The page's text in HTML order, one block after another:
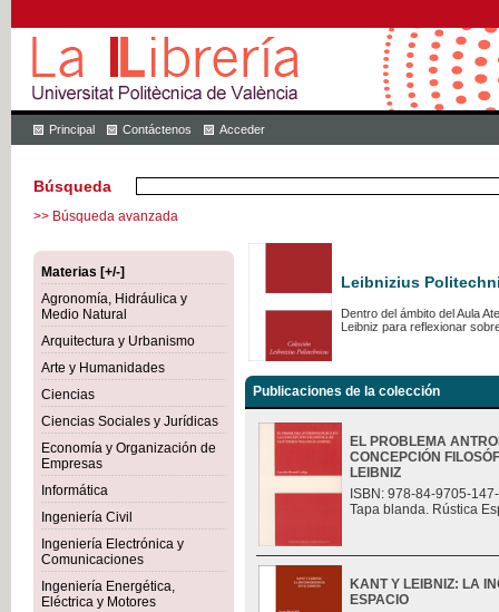
Principal Contáctenos Acceder
Búsqueda
>> Búsqueda avanzada
Materias [+/-]
Agronomía, Hidráulica y
Medio Natural
Arquitectura y Urbanismo
Arte y Humanidades
Ciencias
Ciencias Sociales y Jurídicas
Economía y Organización de
Empresas
Informática
Ingeniería Civil
Ingeniería Electrónica y
Comunicaciones
Ingeniería Energética,
Eléctrica y Motores
Leibnizius
Dentro del ámbito del Aula
Leibniz para reflexionar
Publicaciones de la colección
EL PROBLEMA
CONCEPCIÓN
LEIBNIZ
ISBN: 978-84-9705-
Tapa blanda. Rústica
KANT Y LEIBNIZ: LA
ESPACIO